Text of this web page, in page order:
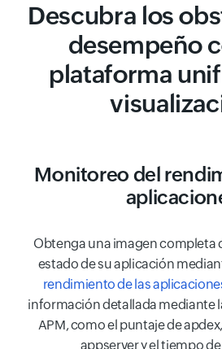
Descubra los
desempeño
plataforma
Monitoreo del
Obtenga una imagen completa
estado de su aplicación
rendimiento de las
información detallada mediante
APM, como el puntaje de
appserver y el tiempo